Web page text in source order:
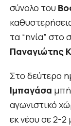
σύνολο του
τα “ηνία” στο
Παναγιώτης
Στο δεύτερο
Ιμπαγάσα
αγωνιστικό
εκ νέου σε 2-2